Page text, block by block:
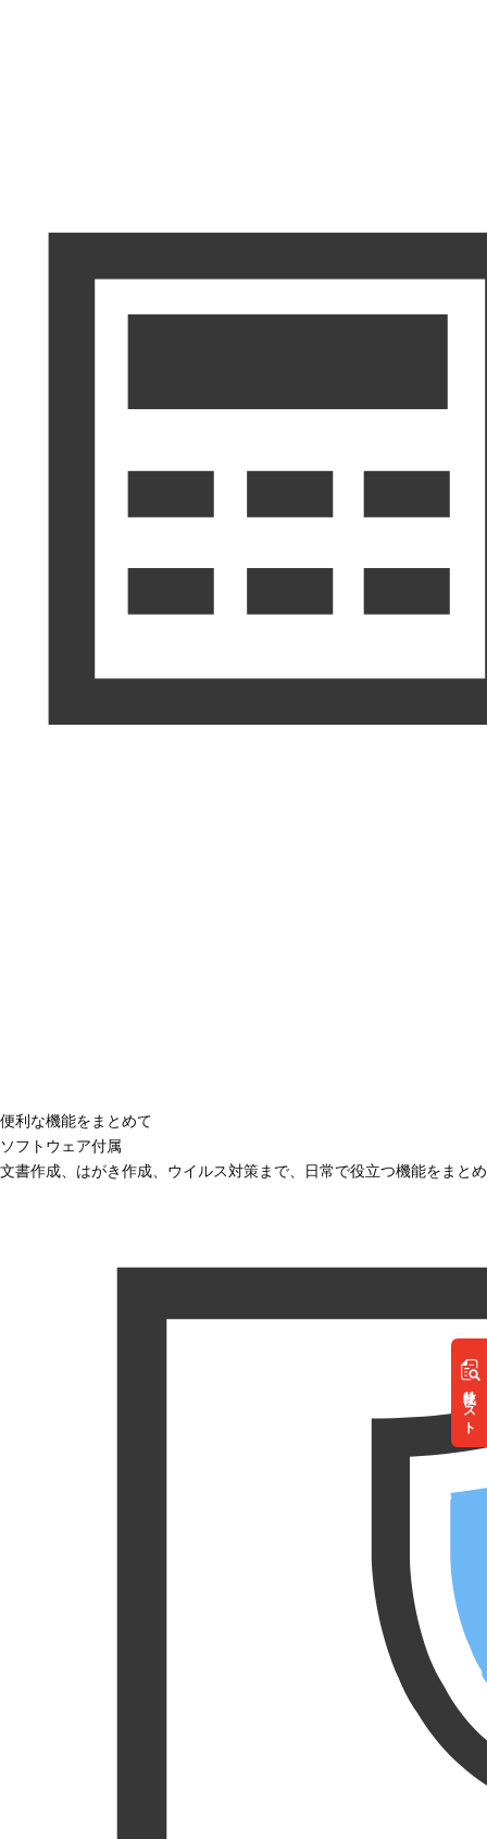
リスト
便利な機能をまとめて
ソフトウェア付属
文書作成、はがき作成、ウイルス対策まで、日常で役立つ機能をまと